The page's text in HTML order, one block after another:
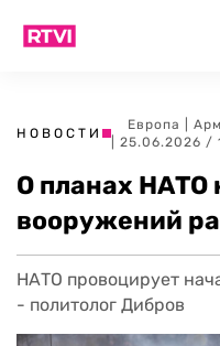
НОВОСТИ
Европа
| 25.06.2026 /
О планах НАТО
вооружений
НАТО провоцирует
- политолог Дибров